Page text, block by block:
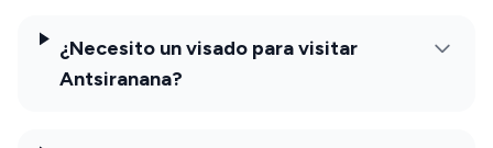
¿Necesito un visado para visitar
Antsiranana?